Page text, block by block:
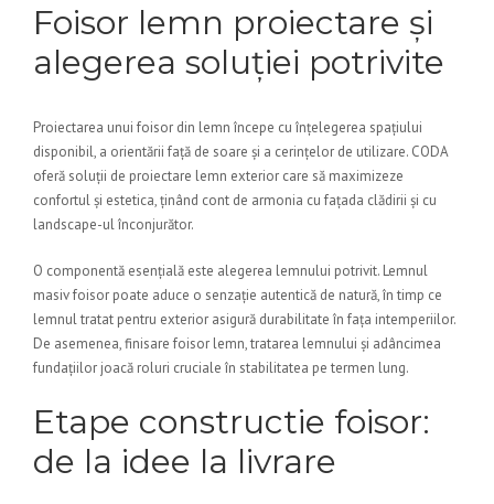
Foisor lemn proiectare și
alegerea soluției potrivite
Proiectarea unui foisor din lemn începe cu înțelegerea spațiului
disponibil, a orientării față de soare și a cerințelor de utilizare. CODA
oferă soluții de proiectare lemn exterior care să maximizeze
confortul și estetica, ținând cont de armonia cu fațada clădirii și cu
landscape-ul înconjurător.
O componentă esențială este alegerea lemnului potrivit. Lemnul
masiv foisor poate aduce o senzație autentică de natură, în timp ce
lemnul tratat pentru exterior asigură durabilitate în fața intemperiilor.
De asemenea, finisare foisor lemn, tratarea lemnului și adâncimea
fundațiilor joacă roluri cruciale în stabilitatea pe termen lung.
Etape constructie foisor:
de la idee la livrare